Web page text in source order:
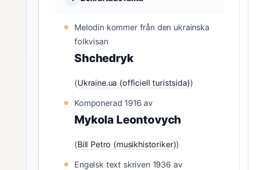
Melodin kommer från den ukrainska
folkvisan
Shchedryk
(Ukraine.ua (officiell turistsida))
Komponerad 1916 av
Mykola Leontovych
(Bill Petro (musikhistoriker))
Engelsk text skriven 1936 av